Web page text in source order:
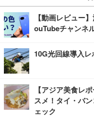
【動画レビュー
ouTubeチャンネ
10G光回線導入レ
【アジア美食レ
スメ！タイ・バ
ェック